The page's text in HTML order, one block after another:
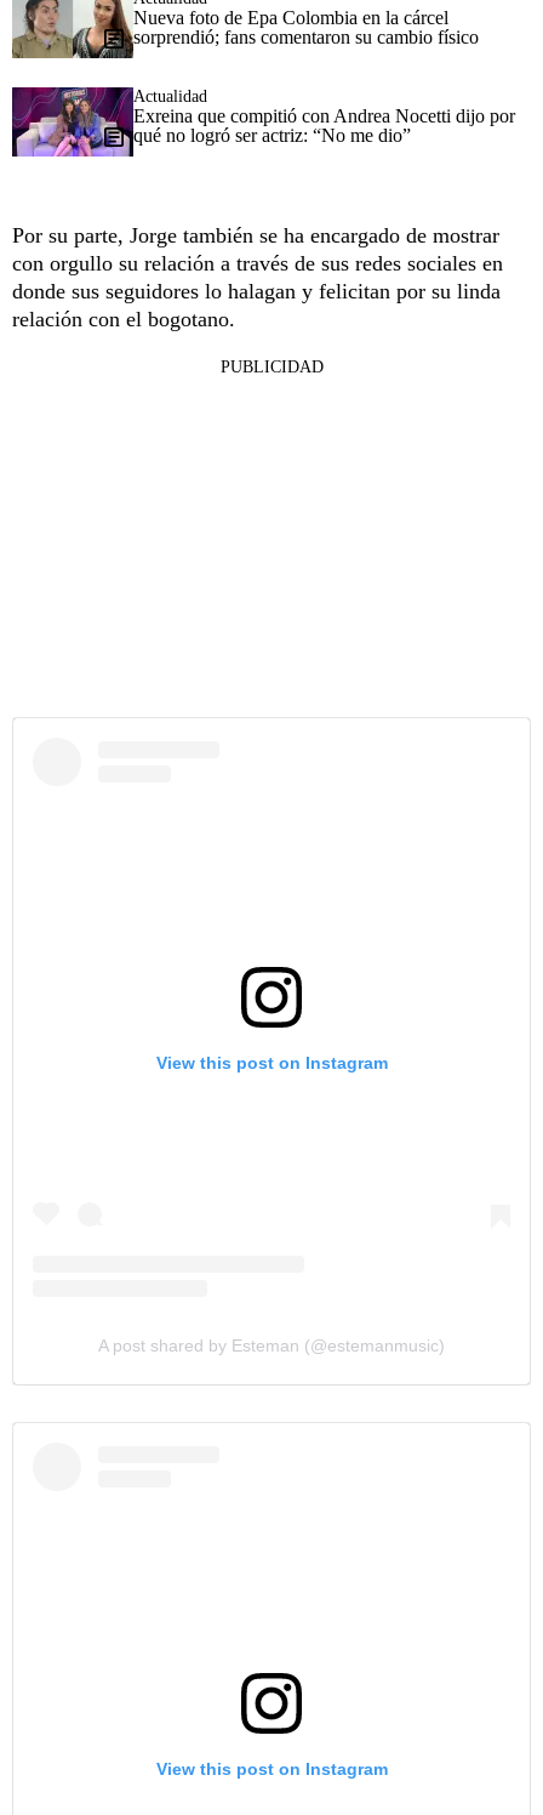
Nueva foto de Epa Colombia en la cárcel
sorprendió; fans comentaron su cambio físico
Actualidad
Exreina que compitió con Andrea Nocetti dijo por
qué no logró ser actriz: “No me dio”
Por su parte, Jorge también se ha encargado de mostrar
con orgullo su relación a través de sus redes sociales en
donde sus seguidores lo halagan y felicitan por su linda
relación con el bogotano.
PUBLICIDAD
View this post on Instagram
A post shared by Esteman (@estemanmusic)
View this post on Instagram